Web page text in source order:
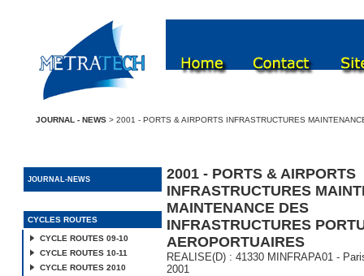
JOURNAL - NEWS > 2001 - PORTS & AIRPORTS INFRASTRUCTURES
JOURNAL-NEWS
CYCLES ROUTES
CYCLE ROUTES 09-10
CYCLE ROUTES 10-11
CYCLE ROUTES 2010
2001 - PORTS & AIRPORTS
INFRASTRUCTURES
MAINTENANCE DES
INFRASTRUCTURES
AEROPORTUAIRES
REALISE(D) : 41330 MINFRAPA01 -
2001